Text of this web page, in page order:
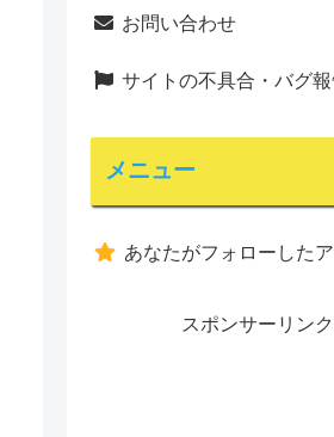
お問い合わせ
サイトの不具合・バグ
メニュー
あなたがフォローした
スポンサーリンク